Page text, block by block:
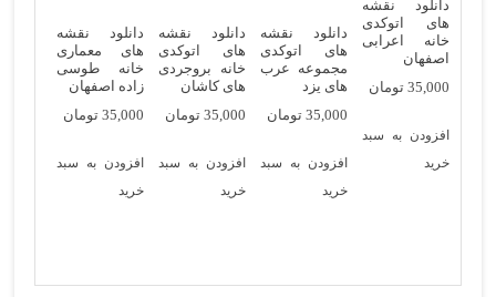
دانلود نقشه
های اتوکدی
خانه اعرابی
اصفهان
35,000 تومان
افزودن به سبد
خرید
دانلود نقشه
های اتوکدی
مجموعه عرب
های یزد
35,000 تومان
افزودن به سبد
خرید
دانلود نقشه
های اتوکدی
خانه بروجردی
های کاشان
35,000 تومان
افزودن به سبد
خرید
دانلود نقشه
های معماری
خانه طوسی
زاده اصفهان
35,000 تومان
افزودن به سبد
خرید